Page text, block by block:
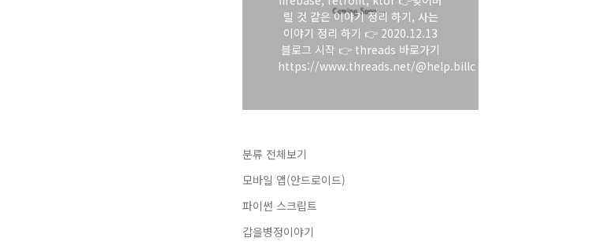
릴 것 같은 이야기 정리 하기, 사는
이야기 정리 하기 👉 2020.12.13
블로그 시작 👉 threads 바로가기
https://www.threads.net/@help.billc
분류 전체보기
모바일 앱(안드로이드)
파이썬 스크립트
갑을병정이야기